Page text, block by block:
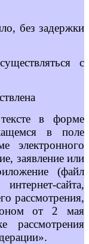
без задержки
с
в форме
в поле
электронного
заявление или
(файл
сайта,
рассмотрения,
от 2 мая